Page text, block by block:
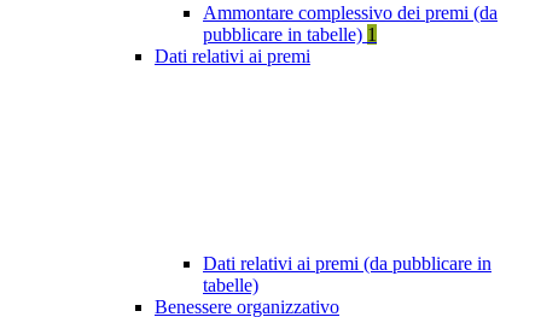
Ammontare complessivo dei premi (da
pubblicare in tabelle) 1
Dati relativi ai premi
Dati relativi ai premi (da pubblicare in
tabelle)
Benessere organizzativo